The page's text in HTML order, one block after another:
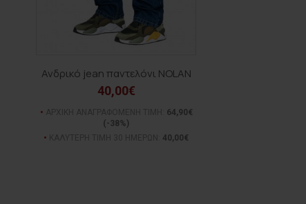
Ανδρικό jean παντελόνι NOLAN
40,00€
64,90€
(-38%)
40,00€